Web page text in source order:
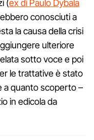
(ex di Paulo Dybala
conosciuti a
la causa della crisi
ulteriore
sotto voce e poi
le trattative è stato
a quanto scoperto –
in edicola da